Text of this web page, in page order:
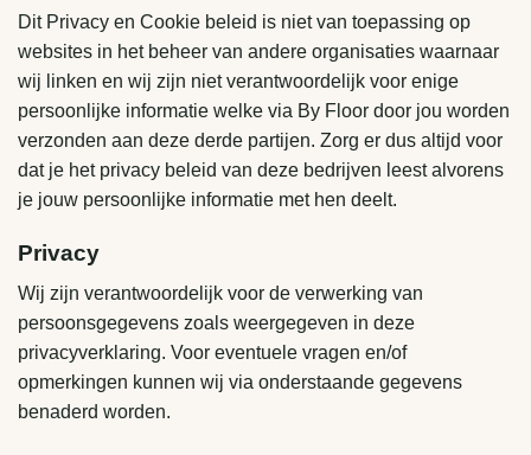
Dit Privacy en Cookie beleid is niet van toepassing op
websites in het beheer van andere organisaties waarnaar
wij linken en wij zijn niet verantwoordelijk voor enige
persoonlijke informatie welke via By Floor door jou worden
verzonden aan deze derde partijen. Zorg er dus altijd voor
dat je het privacy beleid van deze bedrijven leest alvorens
je jouw persoonlijke informatie met hen deelt.
Privacy
Wij zijn verantwoordelijk voor de verwerking van
persoonsgegevens zoals weergegeven in deze
privacyverklaring. Voor eventuele vragen en/of
opmerkingen kunnen wij via onderstaande gegevens
benaderd worden.